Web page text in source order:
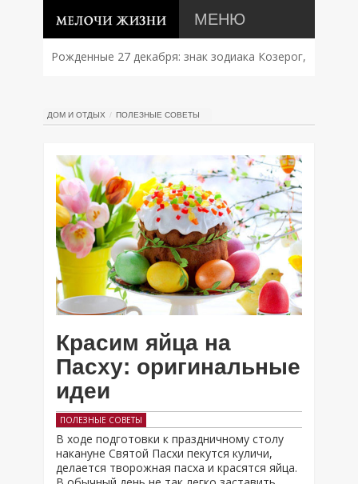
МЕНЮ
Рожденные 27 декабря: знак зодиака Козерог,
ДОМ И ОТДЫХ ПОЛЕЗНЫЕ СОВЕТЫ
Красим яйца на
Пасху: оригинальные
идеи
ПОЛЕЗНЫЕ СОВЕТЫ
В ходе подготовки к праздничному столу
накануне Святой Пасхи пекутся куличи,
делается творожная пасха и красятся яйца.